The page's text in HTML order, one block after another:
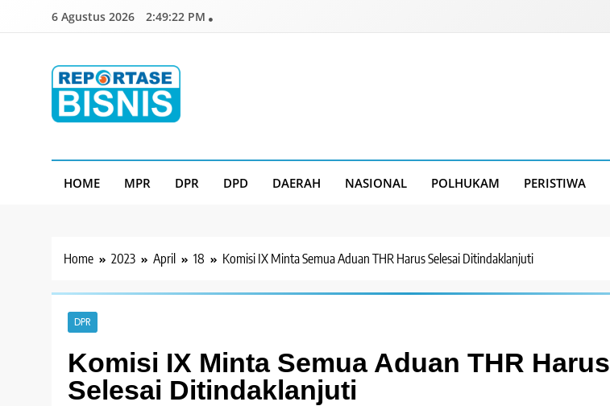
6 Agustus 2026 2:49:23 PM
HOME MPR DPR DPD DAERAH NASIONAL POLHUKAM PERISTIWA
Home 2023 April 18 Komisi IX Minta Semua Aduan THR Harus Selesai Ditindaklanjuti
DPR
Komisi IX Minta Semua Aduan THR Harus
Selesai Ditindaklanjuti